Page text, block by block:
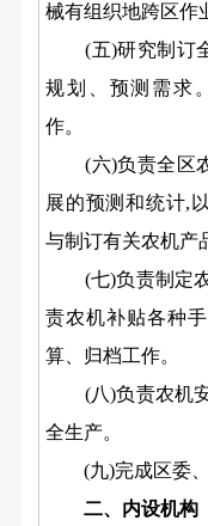
械有组织地跨区作
(五)研究制订全
规划、预测需求
作。
(六)负责全区农
展的预测和统计,
与制订有关农机产
(七)负责制定农
责农机补贴各种
算、归档工作。
(八)负责农机安
全生产。
(九)完成区委、
二、内设机构